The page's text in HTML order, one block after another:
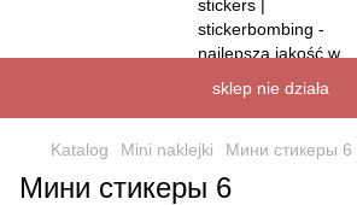
sklep nie działa
Katalog Mini naklejki Мини стикеры 6
Мини стикеры 6